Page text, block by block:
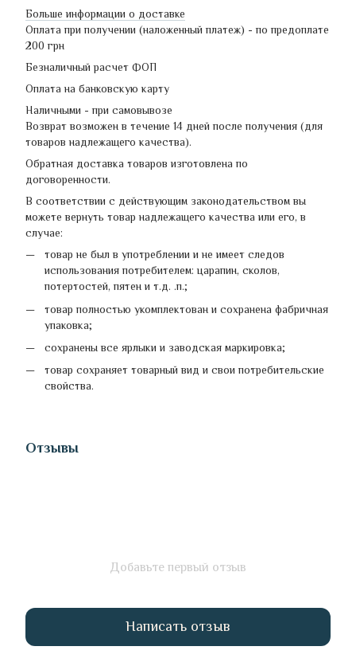
Больше информации о доставке
Оплата при получении (наложенный платеж) - по предоплате
200 грн
Безналичный расчет ФОП
Оплата на банковскую карту
Наличными - при самовывозе
Возврат возможен в течение 14 дней после получения (для
товаров надлежащего качества).
Обратная доставка товаров изготовлена по
договоренности.
В соответствии с действующим законодательством вы
можете вернуть товар надлежащего качества или его, в
случае:
товар не был в употреблении и не имеет следов
использования потребителем: царапин, сколов,
потертостей, пятен и т.д. .п.;
товар полностью укомплектован и сохранена фабричная
упаковка;
сохранены все ярлыки и заводская маркировка;
товар сохраняет товарный вид и свои потребительские
свойства.
Отзывы
Добавьте первый отзыв
Написать отзыв